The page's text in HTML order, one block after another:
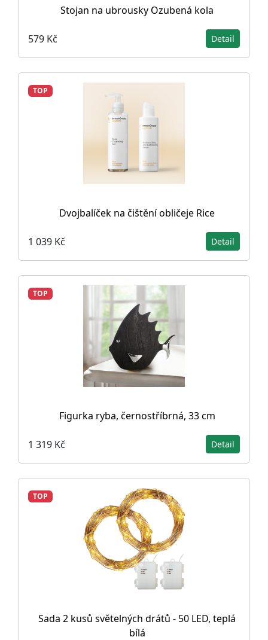
Stojan na ubrousky Ozubená kola
579 Kč Detail
TOP
Dvojbalíček na čištění obličeje Rice
1 039 Kč Detail
TOP
Figurka ryba, černostříbrná, 33 cm
1 319 Kč Detail
TOP
Sada 2 kusů světelných drátů - 50 LED, teplá
bílá